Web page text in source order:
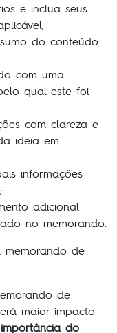
e inclua seus
do conteúdo
com uma
qual este foi
com clareza e
ideia em
informações
adicional
no memorando.
de
de
maior impacto.
importância do